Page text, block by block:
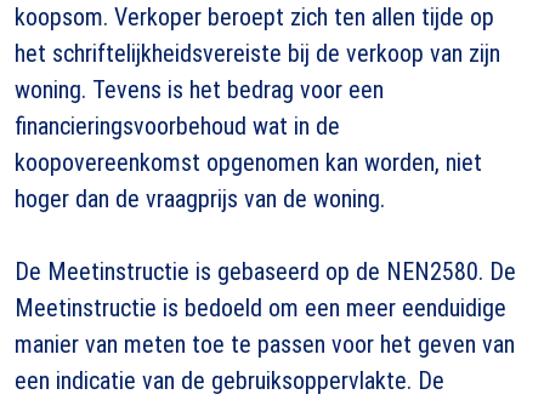
koopsom. Verkoper beroept zich ten allen tijde op
het schriftelijkheidsvereiste bij de verkoop van zijn
woning. Tevens is het bedrag voor een
financieringsvoorbehoud wat in de
koopovereenkomst opgenomen kan worden, niet
hoger dan de vraagprijs van de woning.
De Meetinstructie is gebaseerd op de NEN2580. De
Meetinstructie is bedoeld om een meer eenduidige
manier van meten toe te passen voor het geven van
een indicatie van de gebruiksoppervlakte. De